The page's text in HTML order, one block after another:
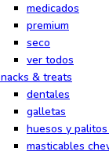
medicados
premium
seco
ver todos
& treats
dentales
galletas
huesos y
masticables